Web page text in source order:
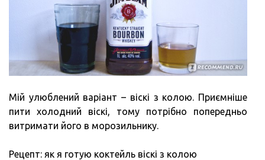
Мій улюблений варіант – віскі з колою. Приємніше
пити холодний віскі, тому потрібно попередньо
витримати його в морозильнику.
Рецепт: як я готую коктейль віскі з колою